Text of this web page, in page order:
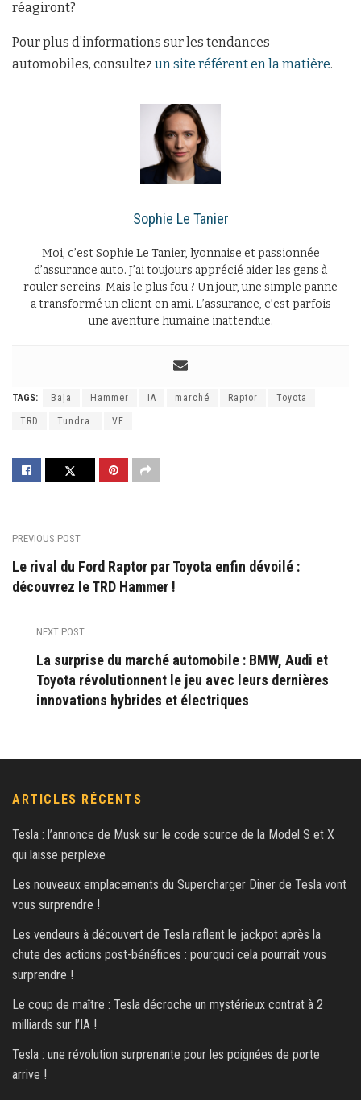
réagiront?
Pour plus d’informations sur les tendances
automobiles, consultez un site référent en la matière.
Sophie Le Tanier
Moi, c’est Sophie Le Tanier, lyonnaise et passionnée
d’assurance auto. J’ai toujours apprécié aider les gens à
rouler sereins. Mais le plus fou ? Un jour, une simple panne
a transformé un client en ami. L’assurance, c’est parfois
une aventure humaine inattendue.
TAGS: Baja Hammer IA marché Raptor Toyota
TRD Tundra. VE
PREVIOUS POST
Le rival du Ford Raptor par Toyota enfin dévoilé :
découvrez le TRD Hammer !
NEXT POST
La surprise du marché automobile : BMW, Audi et
Toyota révolutionnent le jeu avec leurs dernières
innovations hybrides et électriques
ARTICLES RÉCENTS
Tesla : l’annonce de Musk sur le code source de la Model S et X
qui laisse perplexe
Les nouveaux emplacements du Supercharger Diner de Tesla vont
vous surprendre !
Les vendeurs à découvert de Tesla raflent le jackpot après la
chute des actions post-bénéfices : pourquoi cela pourrait vous
surprendre !
Le coup de maître : Tesla décroche un mystérieux contrat à 2
milliards sur l’IA !
Tesla : une révolution surprenante pour les poignées de porte
arrive !